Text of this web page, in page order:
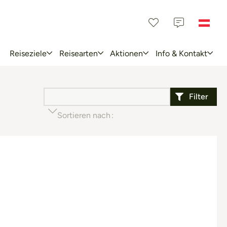
Reiseziele Reisearten Aktionen Info & Kontakt
Filter
Sortieren nach